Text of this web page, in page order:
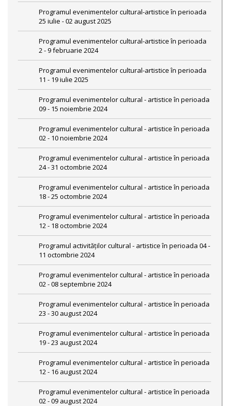
Programul evenimentelor cultural-artistice în perioada
25 iulie - 02 august 2025
Programul evenimentelor cultural-artistice în perioada
2 - 9 februarie 2024
Programul evenimentelor cultural-artistice în perioada
11 - 19 iulie 2025
Programul evenimentelor cultural - artistice în perioada
09 - 15 noiembrie 2024
Programul evenimentelor cultural - artistice în perioada
02 - 10 noiembrie 2024
Programul evenimentelor cultural - artistice în perioada
24 - 31 octombrie 2024
Programul evenimentelor cultural - artistice în perioada
18 - 25 octombrie 2024
Programul evenimentelor cultural - artistice în perioada
12 - 18 octombrie 2024
Programul activităților cultural - artistice în perioada 04 -
11 octombrie 2024
Programul evenimentelor cultural - artistice în perioada
02 - 08 septembrie 2024
Programul evenimentelor cultural - artistice în perioada
23 - 30 august 2024
Programul evenimentelor cultural - artistice în perioada
19 - 23 august 2024
Programul evenimentelor cultural - artistice în perioada
12 - 16 august 2024
Programul evenimentelor cultural - artistice în perioada
02 - 09 august 2024